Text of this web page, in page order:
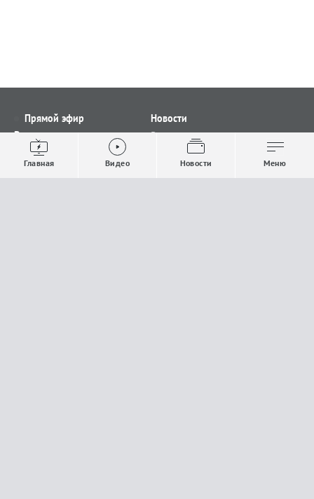
Прямой эфир
Видео
Выпуски новостей
Проекты
Новости
Все новости
Общество
Строительство и ЖКХ
Главная Видео Новости Меню